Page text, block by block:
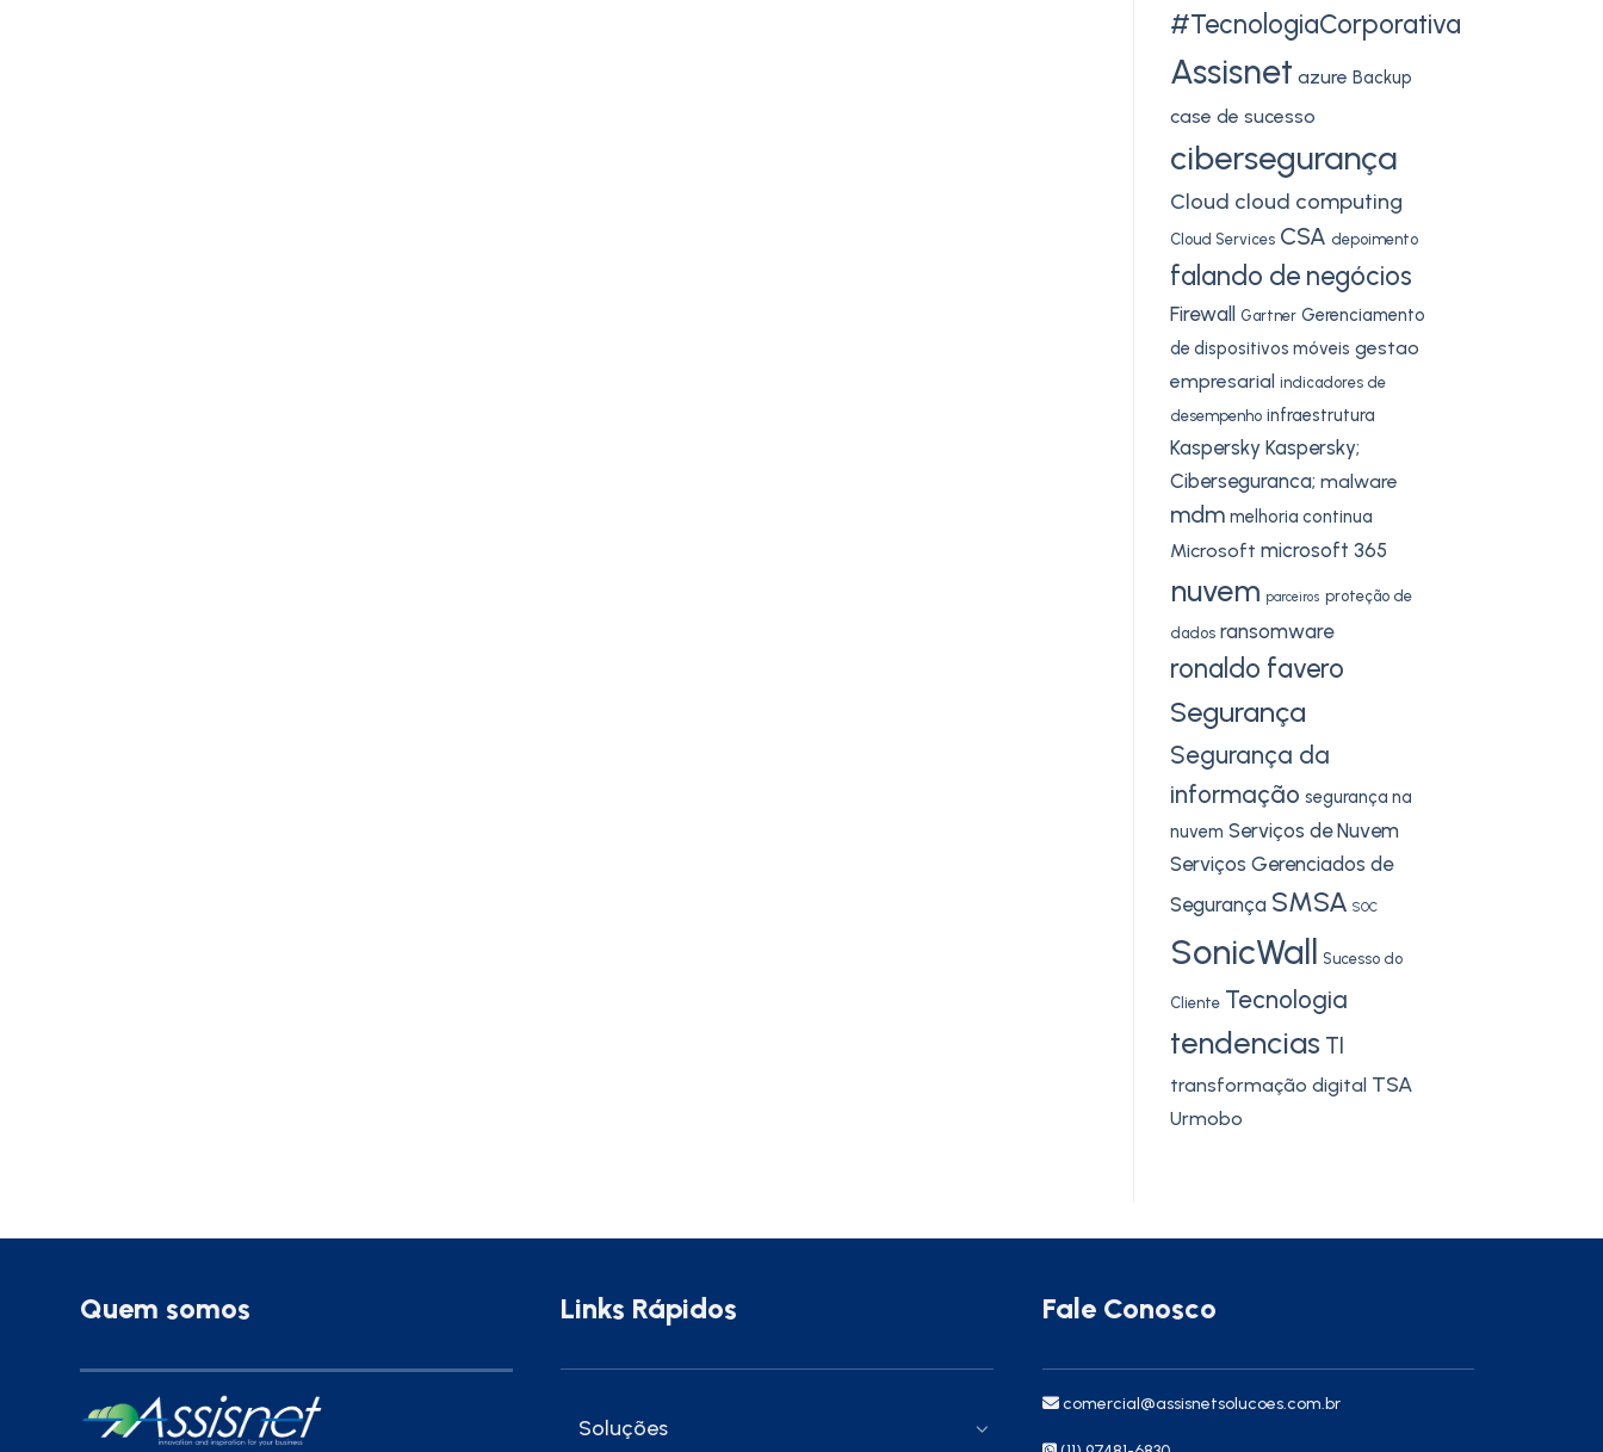
#TecnologiaCorporativa
Assisnet azure Backup
case de sucesso
cibersegurança
Cloud cloud computing
Cloud Services CSA depoimento
falando de negócios
Firewall Gartner Gerenciamento
de dispositivos móveis gestao
empresarial indicadores de
desempenho infraestrutura
Kaspersky Kaspersky;
Ciberseguranca; malware
mdm melhoria continua
Microsoft microsoft 365
nuvem parceiros proteção de
dados ransomware
ronaldo favero
Segurança
Segurança da
informação segurança na
nuvem Serviços de Nuvem
Serviços Gerenciados de
Segurança SMSA SOC
SonicWall Sucesso do
Cliente Tecnologia
tendencias TI
transformação digital TSA
Urmobo
Quem somos Links Rápidos
Soluções
Fale Conosco
comercial@assisnetsolucoes.com.br